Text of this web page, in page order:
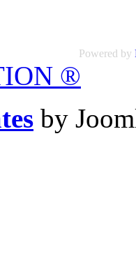
Powered by
®
by